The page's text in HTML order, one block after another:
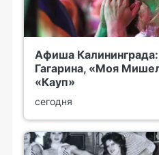
Афиша
Гагарина, «Моя
«Кауп»
сегодня